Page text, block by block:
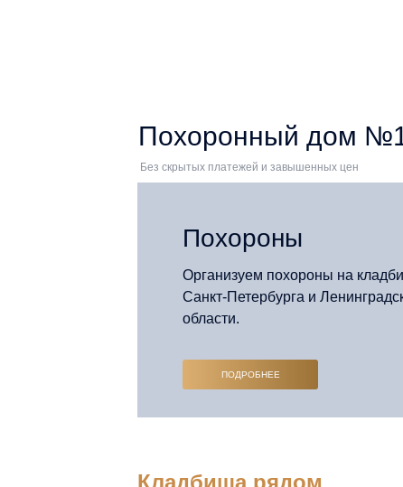
Похоронный дом
Без скрытых платежей и завышенных цен
Организуем похороны на
Санкт-Петербурга и
области.
Похороны
ПОДРОБНЕЕ
Кладбища рядом